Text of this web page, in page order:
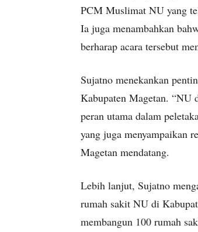
PCM Muslimat NU yang
Ia juga menambahkan
berharap acara tersebut
Sujatno menekankan
Kabupaten Magetan. “NU
peran utama dalam
yang juga menyampaikan
Magetan mendatang.
Lebih lanjut, Sujatno
rumah sakit NU di
membangun 100 rumah